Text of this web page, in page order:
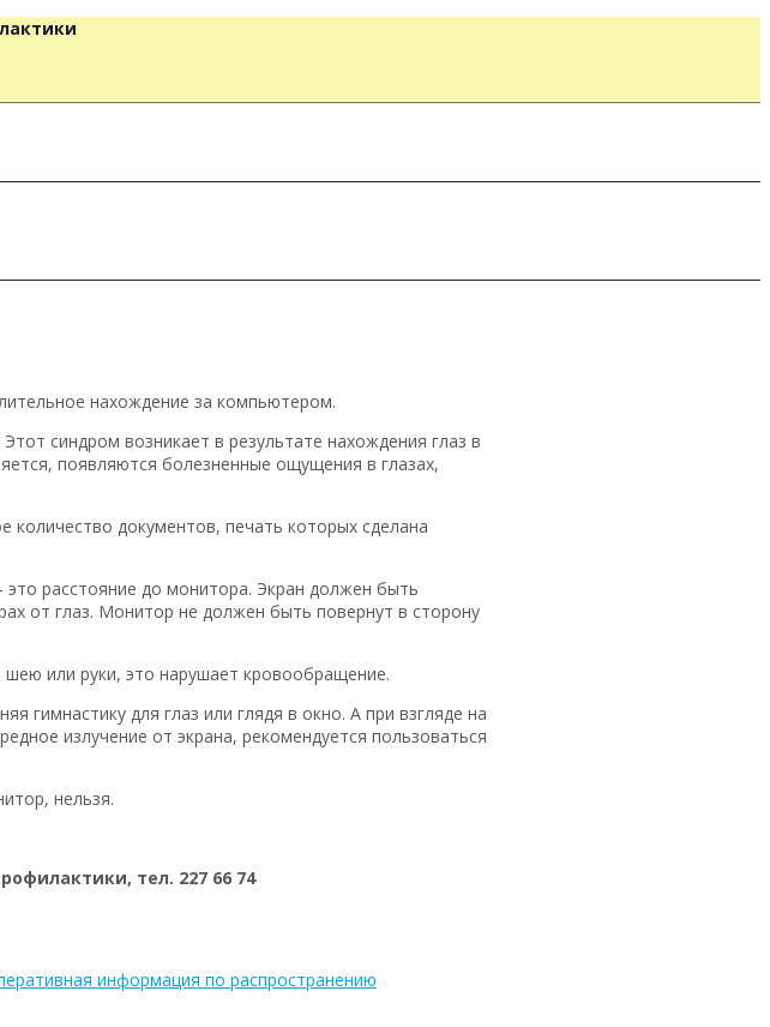
нахождение за компьютером.
синдром возникает в результате нахождения глаз в
появляются болезненные ощущения в глазах,
документов, печать которых сделана
расстояние до монитора. Экран должен быть
от глаз. Монитор не должен быть повернут в сторону
шею или руки, это нарушает кровообращение.
для глаз или глядя в окно. А при взгляде на
излучение от экрана, рекомендуется пользоваться
нельзя.
тел. 227 66 74
информация по распространению